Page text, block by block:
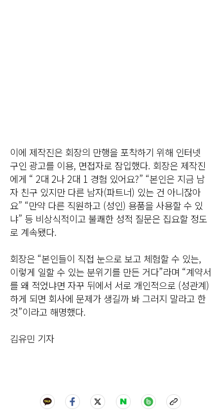
이에 제작진은 회장의 만행을 포착하기 위해 인터넷
구인 광고를 이용, 면접자로 잠입했다. 회장은 제작진
에게 “ 2대 2나 2대 1 경험 있어요?” “본인은 지금 남
자 친구 있지만 다른 남자(파트너) 있는 건 아니잖아
요” “만약 다른 직원하고 (성인) 용품을 사용할 수 있
냐” 등 비상식적이고 불쾌한 성적 질문은 집요할 정도
로 계속됐다.
회장은 “본인들이 직접 눈으로 보고 체험할 수 있는,
이렇게 일할 수 있는 분위기를 만든 거다”라며 “계약서
를 왜 적었냐면 자꾸 뒤에서 서로 개인적으로 (성관계)
하게 되면 회사에 문제가 생길까 봐 그러지 말라고 한
것”이라고 해명했다.
김유민 기자